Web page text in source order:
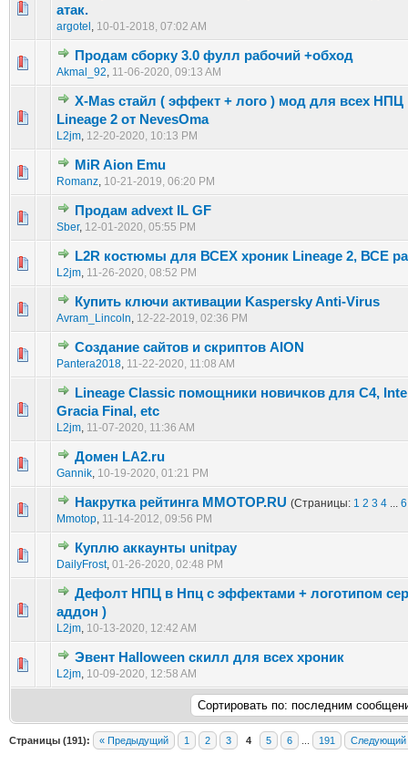
атак.
argotel , 10-01-2018, 07:02 AM
0 голос(ов) - 0 из 5 в среднем
Продам сборку 3.0 фулл рабочий +обход
Akmal_92, 11-06-2020, 09:13 AM
0 голос(ов) - 0 из 5 в среднем
12345
X-Mas стайл ( эффект + лого ) мод для всех НПЦ
Lineage 2 от NevesOma
L2jm, 12-20-2020, 10:13 PM
0 голос(ов) - 0 из 5 в среднем
12345
MiR Aion Emu
Romanz, 10-21-2019, 06:20 PM
0 голос(ов) - 0 из 5 в среднем
1
Продам advext IL GF
Sber, 12-01-2020, 05:55 PM
0 голос(ов) - 0 из 5 в среднем
12 34 5
L2R костюмы для ВСЕХ хроник Lineage 2, ВСЕ
L2jm, 11-26-2020, 08:52 PM
0 голос(ов) - 0 из 5 в среднем
1 2345
Купить ключи активации Kaspersky Anti-Virus
Avram_Lincoln, 12-22-2019, 02:36 PM
0 голос(ов) - 0 из 5 в среднем
1 2345
Создание сайтов и скриптов AION
Pantera2018, 11-22-2020, 11:08 AM
0 голос(ов) - 0 из 5 в среднем
1234 5
Lineage Classic помощники новичков для C4,
Gracia Final, etc
L2jm, 11-07-2020, 11:36 AM
0 голос(ов) - 0 из 5 в среднем
Домен LA2.ru
Gannik, 10-19-2020, 01:21 PM
0 голос(ов) - 0 из 5 в среднем
1
Накрутка рейтинга MMOTOP.RU (Страницы: 1 2 3 4 ... 6
Mmotop, 11-14-2012, 09:56 PM
0 голос(ов) - 0 из 5 в среднем
1 2345
Куплю аккаунты unitpay
DailyFrost, 01-26-2020, 02:48 PM
0 голос(ов) - 0 из 5 в среднем
1 234 5
Дефолт НПЦ в Нпц с эффектами + логотипом
аддон )
L2jm, 10-13-2020, 12:42 AM
0 голос(ов) - 0 из 5 в среднем
Эвент Halloween скилл для всех хроник
L2jm, 10-09-2020, 12:58 AM
0 голос(ов) - 0 из 5 в среднем
12345
Страницы (191): « Предыдущий 1 2 3 4 5 6 191 Следующий